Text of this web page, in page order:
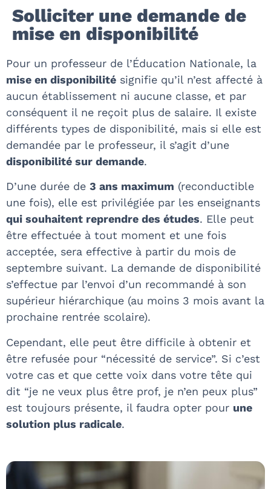
Solliciter une demande de
mise en disponibilité
Pour un professeur de l’Éducation Nationale, la
mise en disponibilité signifie qu’il n’est affecté à
aucun établissement ni aucune classe, et par
conséquent il ne reçoit plus de salaire. Il existe
différents types de disponibilité, mais si elle est
demandée par le professeur, il s’agit d’une
disponibilité sur demande.
D’une durée de 3 ans maximum (reconductible
une fois), elle est privilégiée par les enseignants
qui souhaitent reprendre des études. Elle peut
être effectuée à tout moment et une fois
acceptée, sera effective à partir du mois de
septembre suivant. La demande de disponibilité
s’effectue par l’envoi d’un recommandé à son
supérieur hiérarchique (au moins 3 mois avant la
prochaine rentrée scolaire).
Cependant, elle peut être difficile à obtenir et
être refusée pour “nécessité de service”. Si c’est
votre cas et que cette voix dans votre tête qui
dit “je ne veux plus être prof, je n’en peux plus”
est toujours présente, il faudra opter pour une
solution plus radicale.